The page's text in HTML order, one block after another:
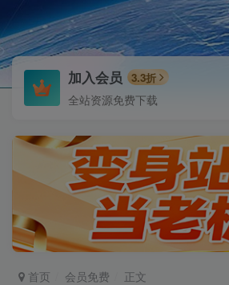
加入会员 3.3折
全站资源免费下载
首页 会员免费 正文